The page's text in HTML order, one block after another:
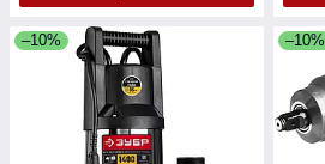
–10% –10%